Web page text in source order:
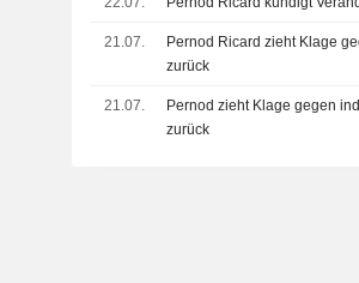
21.07.
Pernod Ricard zieht Klage
zurück
21.07.
Pernod zieht Klage gegen
zurück